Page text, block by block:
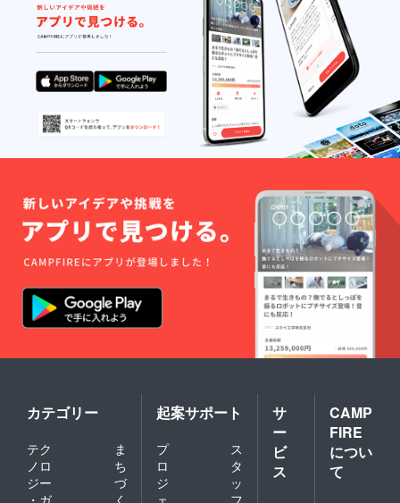
カテゴリー
テク
ノロ
ジー
ま
ち
づ
起案サポート
プ
ロ
ジ
ス
タ
ッ
サ
ー
ビ
ス
CAMP
FIRE
につい
て